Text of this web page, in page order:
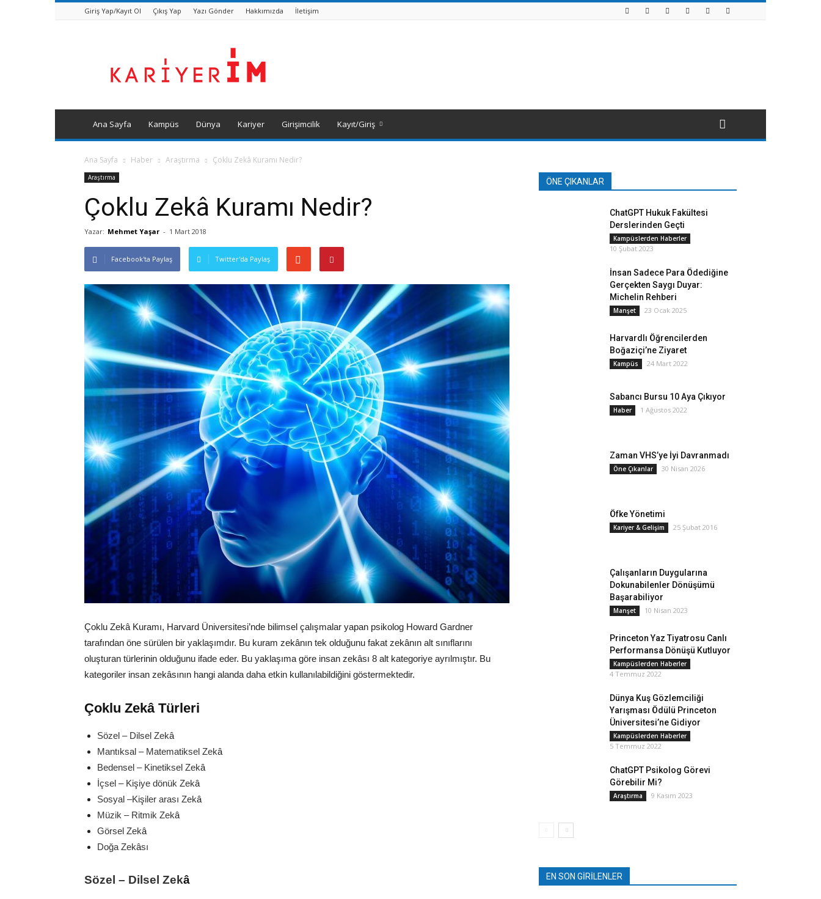
Giriş Yap/Kayıt Ol Çıkış Yap Yazı Gönder Hakkımızda İletişim
Ana Sayfa Kampüs Dünya Kariyer Girişimcilik Kayıt/Giriş
Ana Sayfa Haber Araştırma Çoklu Zekâ Kuramı Nedir?
Araştırma
Çoklu Zekâ Kuramı Nedir?
Yazar: Mehmet Yaşar - 1 Mart 2018
Facebook'ta Paylaş Twitter'da Paylaş
Çoklu Zekâ Kuramı, Harvard Üniversitesi’nde bilimsel çalışmalar yapan psikolog Howard Gardner
tarafından öne sürülen bir yaklaşımdır. Bu kuram zekânın tek olduğunu fakat zekânın alt sınıflarını
oluşturan türlerinin olduğunu ifade eder. Bu yaklaşıma göre insan zekâsı 8 alt kategoriye ayrılmıştır. Bu
kategoriler insan zekâsının hangi alanda daha etkin kullanılabildiğini göstermektedir.
Çoklu ZekâTürleri
Sözel – Dilsel Zekâ
Mantıksal – Matematiksel Zekâ
Bedensel – Kinetiksel Zekâ
İçsel – Kişiye dönük Zekâ
Sosyal –Kişiler arası Zekâ
Müzik – Ritmik Zekâ
Görsel Zekâ
Doğa Zekâsı
Sözel – Dilsel Zekâ
ÖNE ÇIKANLAR
ChatGPT Hukuk Fakültesi
Derslerinden Geçti
Kampüslerden Haberler
10 Şubat 2023
İnsan Sadece Para Ödediğine
Gerçekten Saygı Duyar:
Michelin Rehberi
Manşet 23 Ocak 2025
Harvardlı Öğrencilerden
Boğaziçi’ne Ziyaret
Kampüs 24 Mart 2022
Sabancı Bursu 10 Aya Çıkıyor
Haber 1 Ağustos 2022
Zaman VHS’ye İyi Davranmadı
Öne Çıkanlar 30 Nisan 2026
Öfke Yönetimi
Kariyer & Gelişim 25 Şubat 2016
Çalışanların Duygularına
Dokunabilenler Dönüşümü
Başarabiliyor
Manşet 10 Nisan 2023
Princeton Yaz Tiyatrosu Canlı
Performansa Dönüşü Kutluyor
Kampüslerden Haberler
4 Temmuz 2022
Dünya Kuş Gözlemciliği
Yarışması Ödülü Princeton
Üniversitesi’ne Gidiyor
Kampüslerden Haberler
5 Temmuz 2022
ChatGPT Psikolog Görevi
Görebilir Mi?
Araştırma 9 Kasım 2023
EN SON GİRİLENLER